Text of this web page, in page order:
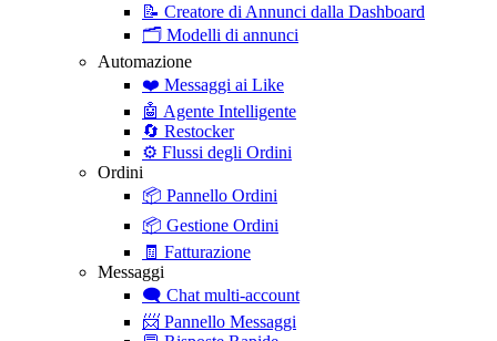
📝 Creatore di Annunci dalla Dashboard
🗂️ Modelli di annunci
Automazione
❤️ Messaggi ai Like
🤖 Agente Intelligente
🔄 Restocker
⚙️ Flussi degli Ordini
Ordini
📦 Pannello Ordini
📦 Gestione Ordini
🧾 Fatturazione
Messaggi
🗨️ Chat multi-account
📨 Pannello Messaggi